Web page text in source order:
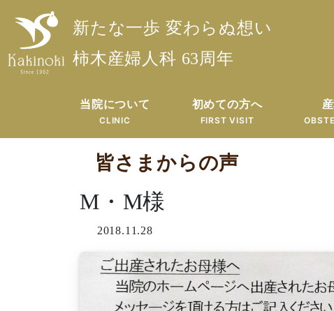
新たな一歩 変わらぬ想い
柿木産婦人科 63周年
当院について
CLINIC
初めての方へ
FIRST VISIT
皆さまからの声
M・M様
2018.11.28